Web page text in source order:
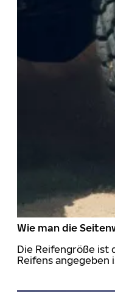
Wie man die
Die Reifengröße ist
Reifens angegeben